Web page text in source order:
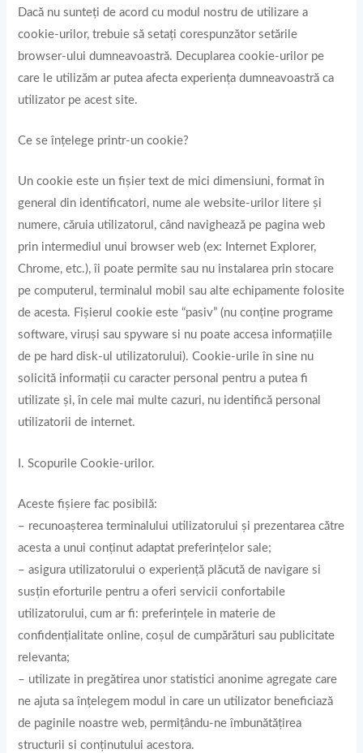
Dacă nu sunteți de acord cu modul nostru de utilizare a
cookie-urilor, trebuie să setați corespunzător setările
browser-ului dumneavoastră. Decuplarea cookie-urilor pe
care le utilizăm ar putea afecta experiența dumneavoastră ca
utilizator pe acest site.
Ce se înțelege printr-un cookie?
Un cookie este un fișier text de mici dimensiuni, format în
general din identificatori, nume ale website-urilor litere și
numere, căruia utilizatorul, când navighează pe pagina web
prin intermediul unui browser web (ex: Internet Explorer,
Chrome, etc.), îi poate permite sau nu instalarea prin stocare
pe computerul, terminalul mobil sau alte echipamente folosite
de acesta. Fișierul cookie este “pasiv” (nu conține programe
software, viruși sau spyware si nu poate accesa informațiile
de pe hard disk-ul utilizatorului). Cookie-urile în sine nu
solicită informații cu caracter personal pentru a putea fi
utilizate și, în cele mai multe cazuri, nu identifică personal
utilizatorii de internet.
I. Scopurile Cookie-urilor.
Aceste fișiere fac posibilă:
– recunoașterea terminalului utilizatorului și prezentarea către
acesta a unui conținut adaptat preferințelor sale;
– asigura utilizatorului o experiență plăcută de navigare si
susțin eforturile pentru a oferi servicii confortabile
utilizatorului, cum ar fi: preferințele in materie de
confidențialitate online, coșul de cumpărături sau publicitate
relevanta;
– utilizate in pregătirea unor statistici anonime agregate care
ne ajuta sa înțelegem modul in care un utilizator beneficiază
de paginile noastre web, permițându-ne îmbunătățirea
structurii si conținutului acestora.